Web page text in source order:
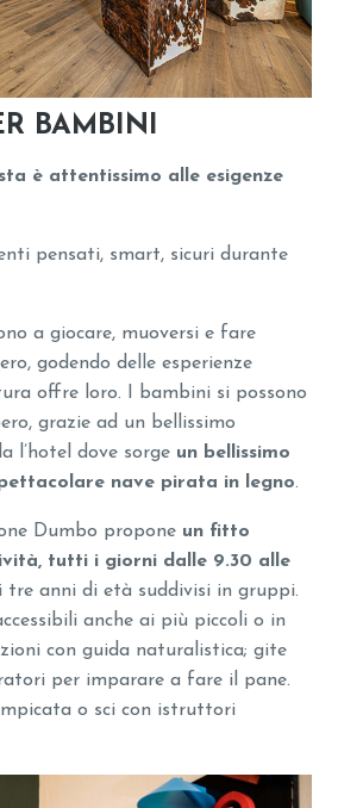
BAMBINI
è attentissimo alle esigenze
pensati, smart, sicuri durante
a giocare, muoversi e fare
godendo delle esperienze
offre loro. I bambini si possono
grazie ad un bellissimo
l’hotel dove sorge un bellissimo
nave pirata in legno.
Dumbo propone un fitto
tutti i giorni dalle 9.30 alle
tre anni di età suddivisi in gruppi.
anche ai più piccoli o in
con guida naturalistica; gite
per imparare a fare il pane.
o sci con istruttori